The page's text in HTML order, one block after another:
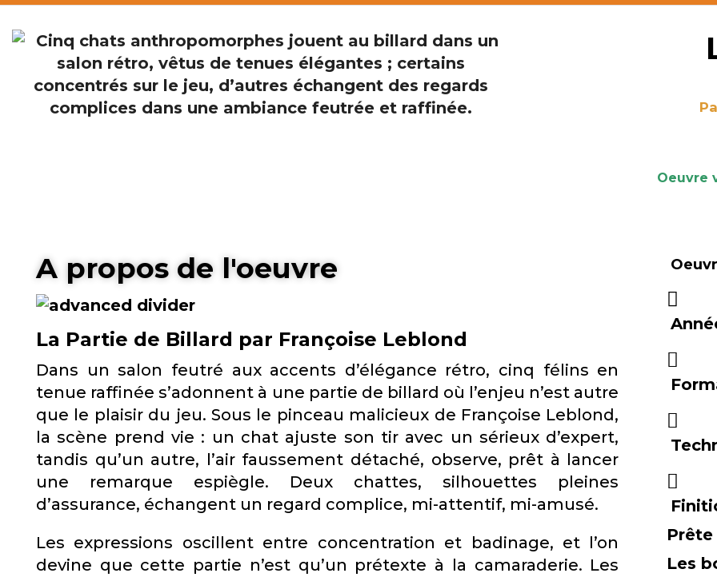
Oeuvre
A propos de l'oeuvre
La Partie de Billard par Françoise Leblond
Dans un salon feutré aux accents d’élégance rétro, cinq félins en
tenue raffinée s’adonnent à une partie de billard où l’enjeu n’est autre
que le plaisir du jeu. Sous le pinceau malicieux de Françoise Leblond,
la scène prend vie : un chat ajuste son tir avec un sérieux d’expert,
tandis qu’un autre, l’air faussement détaché, observe, prêt à lancer
une remarque espiègle. Deux chattes, silhouettes pleines
d’assurance, échangent un regard complice, mi-attentif, mi-amusé.
Les expressions oscillent entre concentration et badinage, et l’on
devine que cette partie n’est qu’un prétexte à la camaraderie. Les
Les